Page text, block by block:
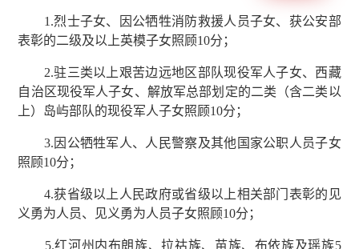
1.烈士子女、因公牺牲消防救援人员子女、获公安部
表彰的二级及以上英模子女照顾10分；
2.驻三类以上艰苦边远地区部队现役军人子女、西藏
自治区现役军人子女、解放军总部划定的二类（含二类以
上）岛屿部队的现役军人子女照顾10分；
3.因公牺牲军人、人民警察及其他国家公职人员子女
照顾10分；
4.获省级以上人民政府或省级以上相关部门表彰的见
义勇为人员、见义勇为人员子女照顾10分；
5.红河州内布朗族、拉祜族、苗族、布依族及瑶族5